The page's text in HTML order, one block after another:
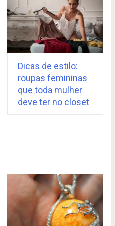
Dicas de estilo:
roupas femininas
que toda mulher
deve ter no closet